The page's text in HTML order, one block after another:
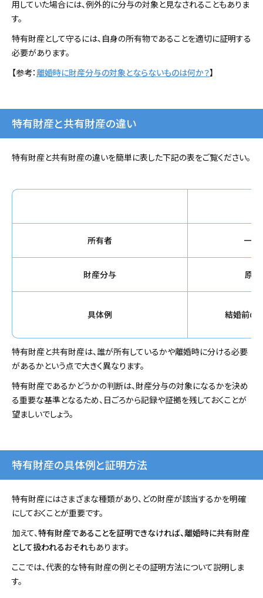
用していた場合には、例外的に分与の対象と見なされることもありま
す。
特有財産として守るには、自身の所有物であることを適切に証明する
必要があります。
【参考： 離婚時に財産分与の対象とならないものは何か？】
特有財産と共有財産の違い
特有財産と共有財産の違いを簡単に表した下記の表をご覧ください。
所有者 一方
財産分与 原則
具体例 結婚前の
特有財産と共有財産は、誰が所有しているかや離婚時に分ける必要
があるかという点で大きく異なります。
特有財産であるかどうかの判断は、財産分与の対象になるかを決め
る重要な基準となるため、日ごろから記録や証拠を残しておくことが
望ましいでしょう。
特有財産の具体例と証明方法
特有財産にはさまざまな種類があり、どの財産が該当するかを明確
にしておくことが重要です。
加えて、特有財産であることを証明できなければ、離婚時に共有財産
として扱われるおそれもあります。
ここでは、代表的な特有財産の例とその証明方法について説明しま
す。